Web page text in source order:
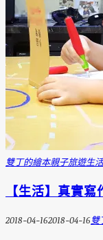
雙丁的繪本親子旅遊生活
【生活】真實
2018-04-162018-04-16雙